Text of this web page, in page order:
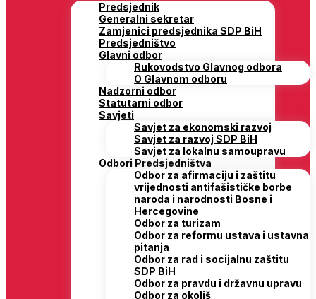
Predsjednik
Generalni sekretar
Zamjenici predsjednika SDP BiH
Predsjedništvo
Glavni odbor
Rukovodstvo Glavnog odbora
O Glavnom odboru
Nadzorni odbor
Statutarni odbor
Savjeti
Savjet za ekonomski razvoj
Savjet za razvoj SDP BiH
Savjet za lokalnu samoupravu
Odbori Predsjedništva
Odbor za afirmaciju i zaštitu
vrijednosti antifašističke borbe
naroda i narodnosti Bosne i
Hercegovine
Odbor za turizam
Odbor za reformu ustava i ustavna
pitanja
Odbor za rad i socijalnu zaštitu
SDP BiH
Odbor za pravdu i državnu upravu
Odbor za okoliš